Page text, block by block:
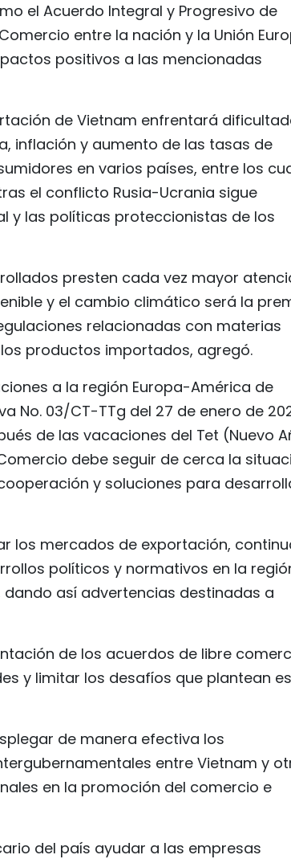
el Acuerdo Integral y Progresivo de
entre la nación y la Unión
positivos a las mencionadas
de Vietnam enfrentará
inflación y aumento de las tasas de
en varios países, entre los
el conflicto Rusia-Ucrania sigue
y las políticas proteccionistas de los
presten cada vez mayor
y el cambio climático será la
relacionadas con materias
productos importados, agregó.
a la región Europa-América de
No. 03/CT-TTg del 27 de enero de
de las vacaciones del Tet (Nuevo
debe seguir de cerca la
y soluciones para
los mercados de exportación,
políticos y normativos en la
así advertencias destinadas a
de los acuerdos de libre
y limitar los desafíos que plantean
de manera efectiva los
entre Vietnam y
en la promoción del comercio e
del país ayudar a las empresas